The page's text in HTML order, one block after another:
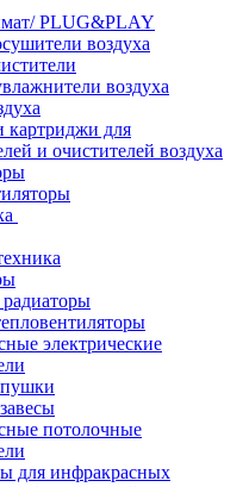
PLUG&PLAY
воздуха
воздуха
картриджи для
и очистителей воздуха
электрические
потолочные
для инфракрасных